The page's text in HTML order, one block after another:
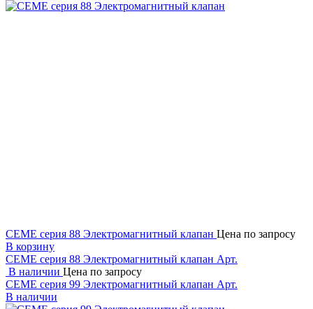
CEME серия 88 Электромагнитный клапан Цена по запросу
В корзину
CEME серия 88 Электромагнитный клапан Арт.
В наличии Цена по запросу
CEME серия 99 Электромагнитный клапан Арт.
В наличии